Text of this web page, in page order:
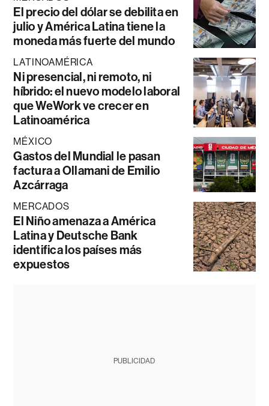
El precio del dólar se debilita en
julio y América Latina tiene la
moneda más fuerte del mundo
LATINOAMÉRICA
Ni presencial, ni remoto, ni
híbrido: el nuevo modelo laboral
que WeWork ve crecer en
Latinoamérica
MÉXICO
Gastos del Mundial le pasan
factura a Ollamani de Emilio
Azcárraga
MERCADOS
El Niño amenaza a América
Latina y Deutsche Bank
identifica los países más
expuestos
PUBLICIDAD